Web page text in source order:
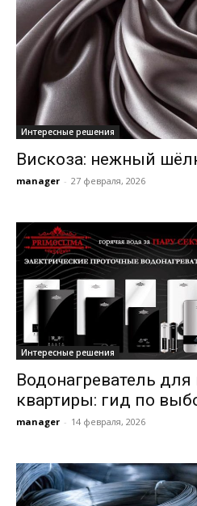
Интересные решения
Вискоза: нежный
manager - 27 февраля, 2026
Интересные решения
Водонагреватель
квартиры: гид по
manager - 14 февраля, 2026